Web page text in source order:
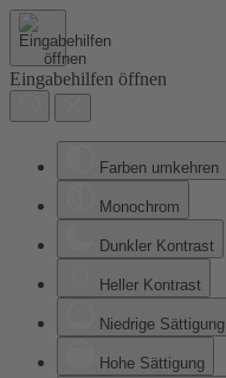
Eingabehilfen öffnen
Farben umkehren
Monochrom
Dunkler Kontrast
Heller Kontrast
Niedrige Sättigung
Hohe Sättigung